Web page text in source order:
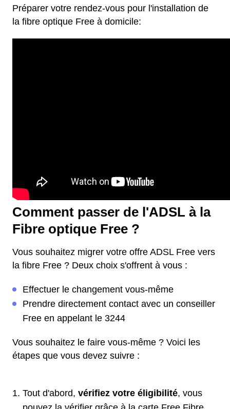
Préparer votre rendez-vous pour l'installation de
la fibre optique Free à domicile:
Comment passer de l'ADSL à la
Fibre optique Free ?
Vous souhaitez migrer votre offre ADSL Free vers
la fibre Free ? Deux choix s'offrent à vous :
Effectuer le changement vous-même
Prendre directement contact avec un conseiller
Free en appelant le 3244
Vous souhaitez le faire vous-même ? Voici les
étapes que vous devez suivre :
Tout d'abord, vérifiez votre éligibilité, vous